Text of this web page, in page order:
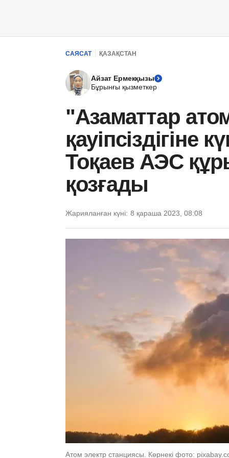
САЯСАТ ҚАЗАҚСТАН
Айзат Ермекқызы
Бұрынғы қызметкер
"Азаматтар
қауіпсіздігіне
Тоқаев АЭС
қозғады
Жарияланған күні: 8 қараша 2023, 08:08
Атом электр станциясы. Көрнекі фото: